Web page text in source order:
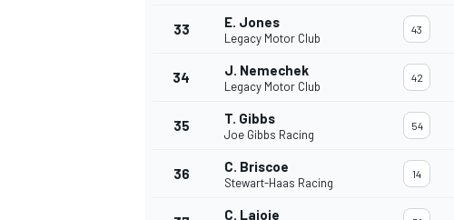
33 E. Jones
Legacy Motor Club
43
34 J. Nemechek
Legacy Motor Club
42
35 T. Gibbs
Joe Gibbs Racing
54
36 C. Briscoe
Stewart-Haas Racing
14
C. Lajoie